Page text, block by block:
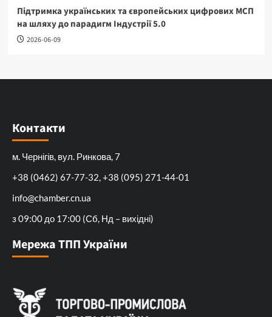
Підтримка українських та європейських цифрових МСП
на шляху до парадигм Індустрії 5.0
2026-06-09
Контакти
м. Чернігів, вул. Ринкова, 7
+38 (0462) 67-77-32, +38 (095) 271-44-01
info@chamber.cn.ua
з 09:00 до 17:00 (Сб, Нд – вихідні)
Мережа ТПП України